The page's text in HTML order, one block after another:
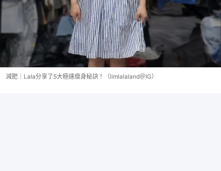
減肥｜Lala分享了5大極速瘦身秘訣！（limlalaland＠IG）